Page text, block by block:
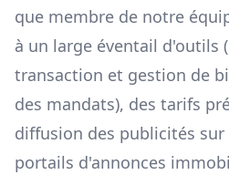
que membre de notre
à un large éventail d'outils
transaction et gestion de
des mandats), des tarifs
diffusion des publicités sur
portails d'annonces